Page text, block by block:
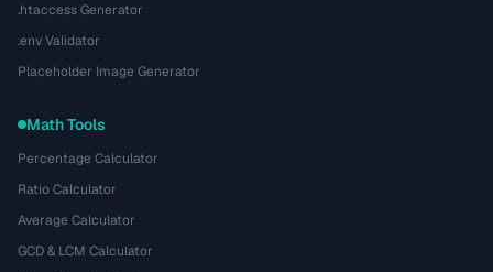
.htaccess Generator
.env Validator
Placeholder Image Generator
Math Tools
Percentage Calculator
Ratio Calculator
Average Calculator
GCD & LCM Calculator